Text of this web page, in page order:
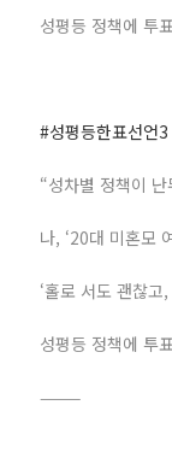
성평등 정책에 투
#성평등한표선언3
“성차별 정책이
나, ‘20대 미혼모
‘홀로 서도 괜찮고
성평등 정책에 투
⸻